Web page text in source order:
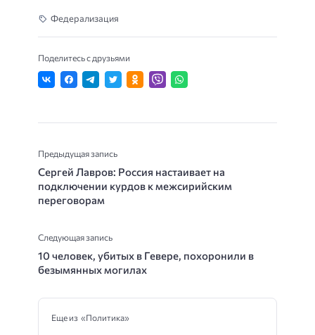
Федерализация
Поделитесь с друзьями
Предыдущая запись
Сергей Лавров: Россия настаивает на
подключении курдов к межсирийским
переговорам
Следующая запись
10 человек, убитых в Гевере, похоронили в
безымянных могилах
Еще из «Политика»